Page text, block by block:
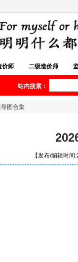
价师 二级造价师
站内搜索：
图合集
【发布/编辑时